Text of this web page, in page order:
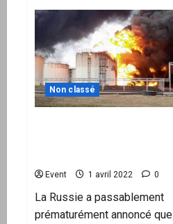
Appel
du
avril
2022:
les
Français
parlent
aux
Français.
Non classé
Event 1 avril 2022 0
La Russie a passablement
prématurément annoncé que